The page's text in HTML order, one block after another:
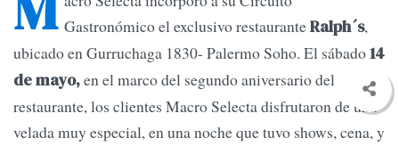
Gastronómico el exclusivo restauranteRalph´s,
ubicado en Gurruchaga 1830- Palermo Soho. El sábado14
de mayo,en el marco del segundo aniversario del
restaurante, los clientes Macro Selecta disfrutaron de una
velada muy especial, en una noche que tuvo shows, cena, y